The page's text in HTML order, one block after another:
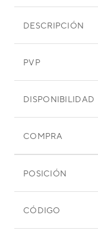
DESCRIPCIÓN
PVP
DISPONIBILIDAD
COMPRA
POSICIÓN
CÓDIGO